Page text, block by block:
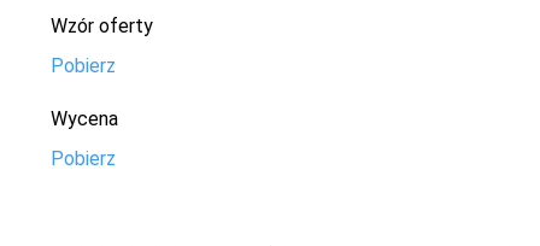
Wzór oferty
Pobierz
Wycena
Pobierz